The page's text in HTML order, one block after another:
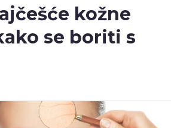
kožne
se boriti s